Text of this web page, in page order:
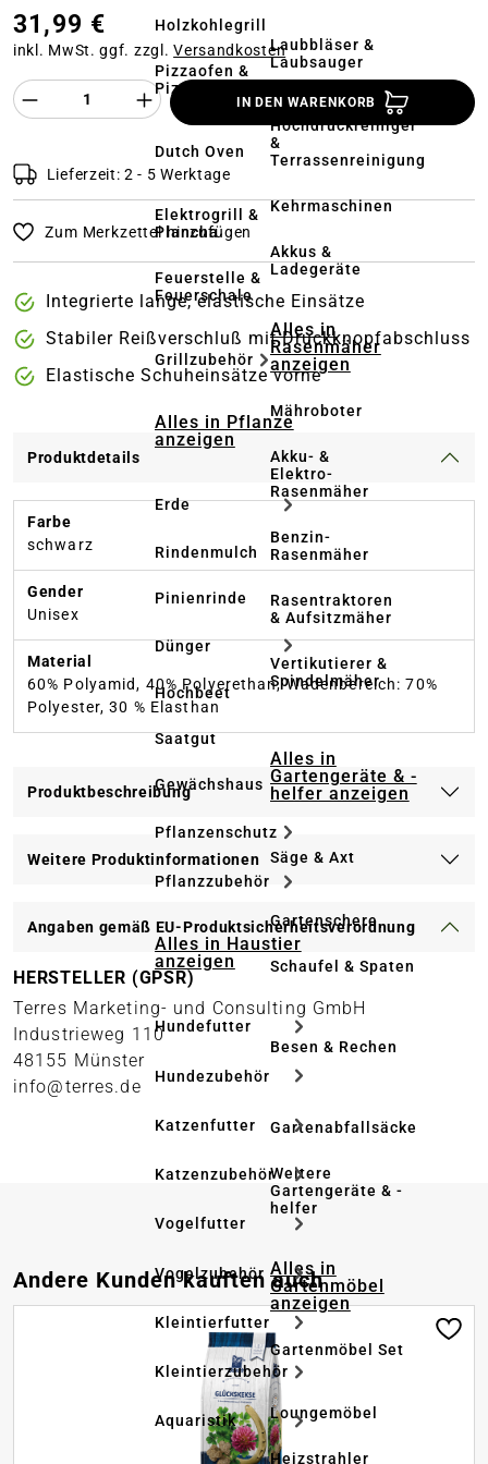
Holzkohlegrill
Pizzaofen &
Pizzastein
Dutch Oven
Elektrogrill &
Plancha
Feuerstelle &
Feuerschale
Grillzubehör
Alles in Pflanze
anzeigen
Erde
Rindenmulch
Pinienrinde
Dünger
Hochbeet
Saatgut
Gewächshaus
Pflanzenschutz
Pflanzzubehör
Alles in Haustier
anzeigen
Hundefutter
Hundezubehör
Katzenfutter
Katzenzubehör
Vogelfutter
Vogelzubehör
Kleintierfutter
Kleintierzubehör
Aquaristik
Laubbläser &
Laubsauger
Hochdruckreiniger
&
Terrassenreinigung
Kehrmaschinen
Akkus &
Ladegeräte
Alles in
Rasenmäher
anzeigen
Mähroboter
Akku- &
Elektro-
Rasenmäher
Benzin-
Rasenmäher
Rasentraktoren
& Aufsitzmäher
Vertikutierer &
Spindelmäher
Alles in
Gartengeräte & -
helfer anzeigen
Säge & Axt
Gartenschere
Schaufel & Spaten
Besen & Rechen
Gartenabfallsäcke
Weitere
Gartengeräte & -
helfer
Alles in
Gartenmöbel
anzeigen
Gartenmöbel Set
Loungemöbel
Heizstrahler
31,99 €
inkl. MwSt. ggf. zzgl.Versandkosten
Produkt Anzahl des Produktes
IN DEN WARENKORB
Lieferzeit: 2 - 5 Werktage
Zum Merkzettel hinzufügen
Integrierte lange, elastische Einsätze
Stabiler Reißverschluß mit Druckknopfabschluss
Elastische Schuheinsätze vorne
Produktdetails
Farbe
schwarz
Gender
Unisex
Material
60% Polyamid, 40% Polyerethan, Wadenbereich: 70%
Polyester, 30 % Elasthan
Produktbeschreibung
Weitere Produktinformationen
Angaben gemäß EU-Produktsicherheitsverordnung
HERSTELLER (GPSR)
Terres Marketing- und Consulting GmbH
Industrieweg 110
48155 Münster
info@terres.de
Produktgalerie überspringen
Andere Kunden kauften auch